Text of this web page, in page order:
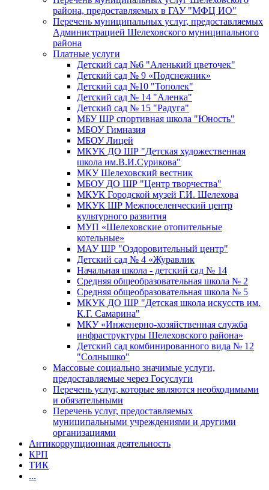
района, предоставляемых в ГАУ "МФЦ ИО"
Перечень муниципальных услуг, предоставляемых
Администрацией Шелеховского муниципального
района
Платные услуги
Детский сад №6 "Аленький цветочек"
Детский сад № 9 «Подснежник»
Детский сад №10 "Тополек"
Детский сад № 14 "Аленка"
Детский сад № 15 "Радуга"
МБУ ШР спортивная школа "Юность"
МБОУ Гимназия
МБОУ Лицей
МКУК ДО ШР "Детская художественная
школа им.В.И.Сурикова"
МКУ Шелеховский вестник
МБОУ ДО ШР "Центр творчества"
МКУК Городской музей Г.И. Шелехова
МКУК ШР Межпоселенческий центр
культурного развития
МУП «Шелеховские отопительные
котельные»
МАУ ШР "Оздоровительный центр"
Детский сад № 4 «Журавлик
Начальная школа - детский сад № 14
Средняя общеобразовательная школа № 2
Средняя общеобразовательная школа № 5
МКУК ДО ШР "Детская школа искусств им.
К.Г. Самарина"
МКУ «Инженерно-хозяйственная служба
инфраструктуры Шелеховского района»
Детский сад комбинированного вида № 12
"Солнышко"
Массовые социально значимые услуги,
предоставляемые через Госуслуги
Перечень услуг, которые являются необходимыми
и обязательными
Перечень услуг, предоставляемых
муниципальными учреждениями и другими
организациями
Антикоррупционная деятельность
КРП
ТИК
...